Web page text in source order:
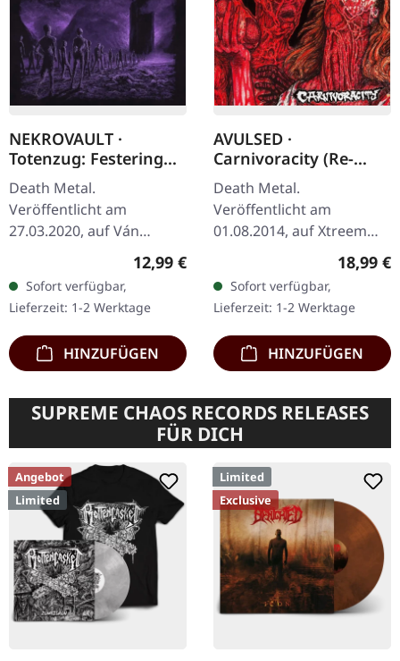
NEKROVAULT ·
Totenzug: Festering
Peregrination |
DIGIPACK CD
Death Metal.
Veröffentlicht am
27.03.2020, auf Ván
Erstauflage als DigiPak.
"Totenzug: Festering
Peregrination" ist eine…
Regulärer Preis:
12,99 €
Sofort verfügbar,
Lieferzeit: 1-2 Werktage
HINZUFÜGEN
AVULSED ·
Carnivoracity (Re-
Release) | CD
Death Metal.
Veröffentlicht am
01.08.2014, auf Xtreem
Music. CD im Jewelcase.
Die spanischen Death
Metal-Veteranen Avulsed
liefern mit…
18,99 €
Sofort verfügbar,
Lieferzeit: 1-2 Werktage
HINZUFÜGEN
SUPREME CHAOS RECORDS RELEASES
FÜR DICH
Angebot
Limited
Limited
Exclusive